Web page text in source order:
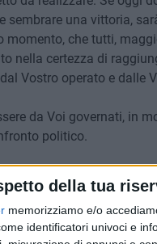
della tua
memorizziamo e/o
identificatori univoci e
sembrare una vittoria,
che tutti,
nella certezza di
Vostro operato e dalle
da Voi governati, in
politico.
Giovanni Paolo II,
di riflessione:
di speranza e di